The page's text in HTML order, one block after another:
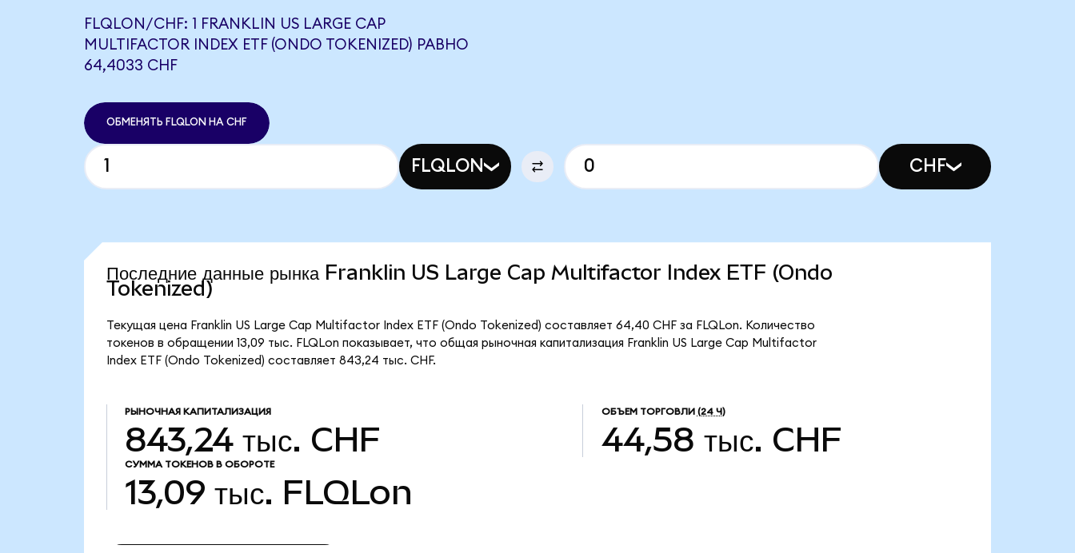
FLQLON/CHF: 1 FRANKLIN US LARGE CAP
MULTIFACTOR INDEX ETF (ONDO TOKENIZED) РАВНО
64,4033 CHF
ОБМЕНЯТЬ FLQLON НА CHF
FLQLON CHF
Последние данные рынка Franklin US Large Cap Multifactor Index ETF (Ondo
Tokenized)
Текущая цена Franklin US Large Cap Multifactor Index ETF (Ondo Tokenized) составляет 64,40 CHF за FLQLon. Количество
токенов в обращении 13,09 тыс. FLQLon показывает, что общая рыночная капитализация Franklin US Large Cap Multifactor
Index ETF (Ondo Tokenized) составляет 843,24 тыс. CHF.
РЫНОЧНАЯ КАПИТАЛИЗАЦИЯ
843,24 тыс. CHF
ОБЪЕМ ТОРГОВЛИ (24 Ч)
44,58 тыс. CHF
СУММА ТОКЕНОВ В ОБОРОТЕ
13,09 тыс. FLQLon